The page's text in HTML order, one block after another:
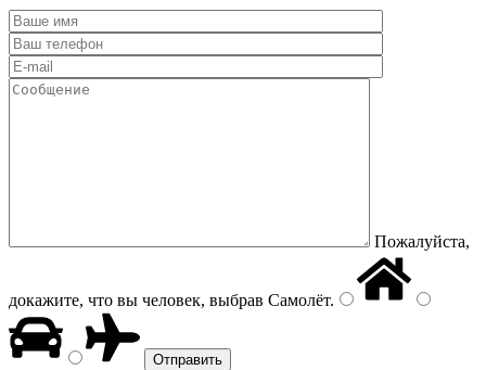
Пожалуйста,
докажите, что вы человек, выбрав Самолёт.